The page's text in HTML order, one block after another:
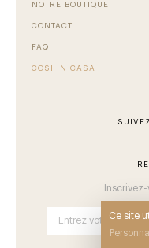
NOTRE BOUTIQUE
CONTACT
FAQ
COSI IN CASA
Ce site